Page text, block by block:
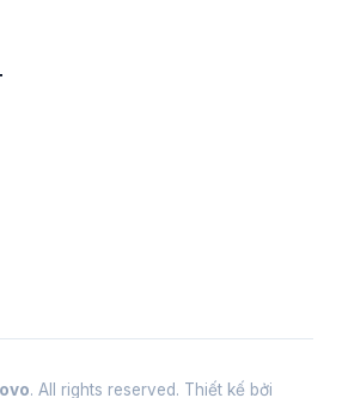
. All rights reserved. Thiết kế bởi